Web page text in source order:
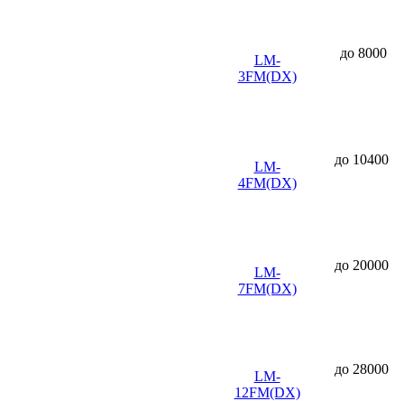
LM-
3FM(DX)
до 8000
LM-
4FM(DX)
до 10400
LM-
7FM(DX)
до 20000
LM-
12FM(DX)
до 28000